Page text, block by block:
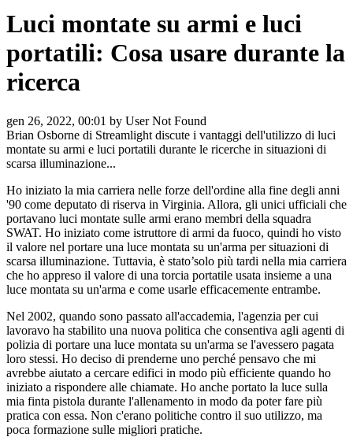
Luci montate su armi e luci
portatili: Cosa usare durante la
ricerca
gen 26, 2022, 00:01 by User Not Found
Brian Osborne di Streamlight discute i vantaggi dell'utilizzo di luci
montate su armi e luci portatili durante le ricerche in situazioni di
scarsa illuminazione...
Ho iniziato la mia carriera nelle forze dell'ordine alla fine degli anni
'90 come deputato di riserva in Virginia. Allora, gli unici ufficiali che
portavano luci montate sulle armi erano membri della squadra
SWAT. Ho iniziato come istruttore di armi da fuoco, quindi ho visto
il valore nel portare una luce montata su un'arma per situazioni di
scarsa illuminazione. Tuttavia, è stato’solo più tardi nella mia carriera
che ho appreso il valore di una torcia portatile usata insieme a una
luce montata su un'arma e come usarle efficacemente entrambe.
Nel 2002, quando sono passato all'accademia, l'agenzia per cui
lavoravo ha stabilito una nuova politica che consentiva agli agenti di
polizia di portare una luce montata su un'arma se l'avessero pagata
loro stessi. Ho deciso di prenderne uno perché pensavo che mi
avrebbe aiutato a cercare edifici in modo più efficiente quando ho
iniziato a rispondere alle chiamate. Ho anche portato la luce sulla
mia finta pistola durante l'allenamento in modo da poter fare più
pratica con essa. Non c'erano politiche contro il suo utilizzo, ma
poca formazione sulle migliori pratiche.